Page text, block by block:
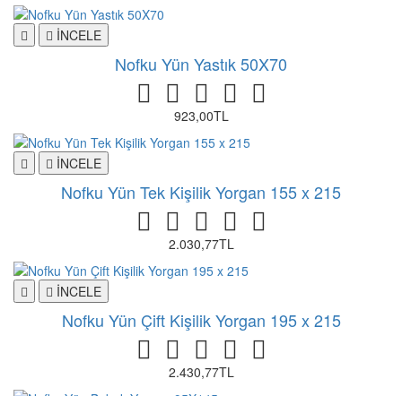
İNCELE
Nofku Yün Yastık 50X70
923,00TL
İNCELE
Nofku Yün Tek Kişilik Yorgan 155 x 215
2.030,77TL
İNCELE
Nofku Yün Çift Kişilik Yorgan 195 x 215
2.430,77TL